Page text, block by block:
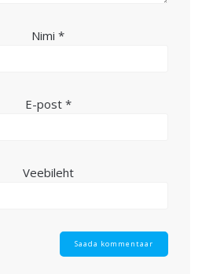
Nimi *
E-post *
Veebileht